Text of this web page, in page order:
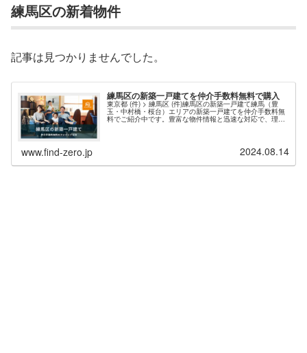
練馬区の新着物件
記事は見つかりませんでした。
練馬区の新築一戸建てを仲介手数料無料で購入
東京都 (件) > 練馬区 (件)練馬区の新築一戸建て練馬（豊
玉・中村橋・桜台）エリアの新築一戸建てを仲介手数料無
料でご紹介中です。豊富な物件情報と迅速な対応で、理想
い人気エリアは、練馬区光が丘、大泉町、豊玉北、高松、
www.find-zero.jp 2024.08.14